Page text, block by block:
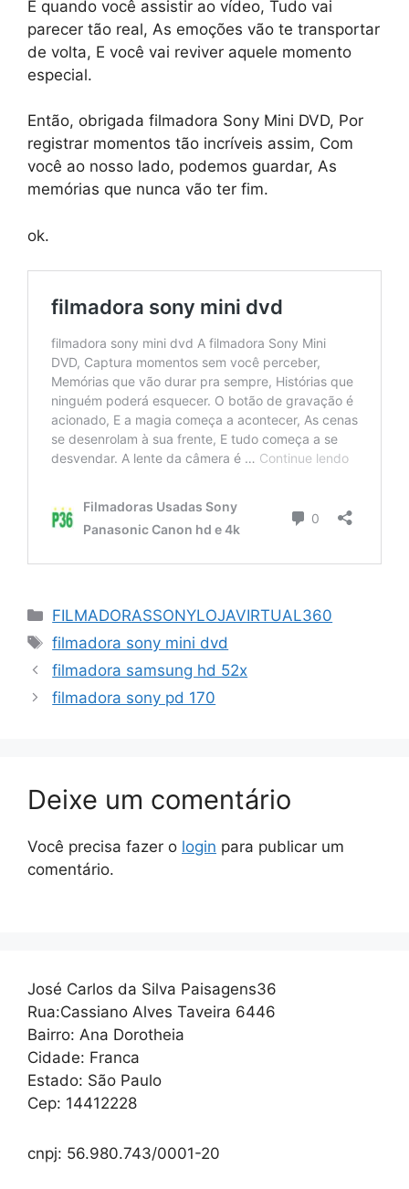
E quando você assistir ao vídeo, Tudo vai
parecer tão real, As emoções vão te transportar
de volta, E você vai reviver aquele momento
especial.
Então, obrigada filmadora Sony Mini DVD, Por
registrar momentos tão incríveis assim, Com
você ao nosso lado, podemos guardar, As
memórias que nunca vão ter fim.
ok.
Categorias
FILMADORASSONYLOJAVIRTUAL360
Tags
filmadora sony mini dvd
filmadora samsung hd 52x
filmadora sony pd 170
Deixe um comentário
Você precisa fazer o login para publicar um
comentário.
José Carlos da Silva Paisagens36
Rua:Cassiano Alves Taveira 6446
Bairro: Ana Dorotheia
Cidade: Franca
Estado: São Paulo
Cep: 14412228
cnpj: 56.980.743/0001-20